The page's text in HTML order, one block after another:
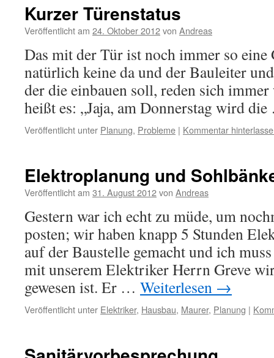
Kurzer Türenstatus
Veröffentlicht am 24. Oktober 2012von Andreas
Das mit der Tür ist noch immer so eine
natürlich keine da und der Bauleiter
der die einbauen soll, reden sich
heißt es: „Jaja, am Donnerstag wird
Veröffentlicht unter Planung, Probleme | Kommentar
Elektroplanung und
Veröffentlicht am 31. August 2012von Andreas
Gestern war ich echt zu müde, um
posten; wir haben knapp 5 Stunden
auf der Baustelle gemacht und ich
mit unserem Elektriker Herrn Greve
gewesen ist. Er … Weiterlesen →
Veröffentlicht unter Elektriker, Hausbau, Maurer, Planung |